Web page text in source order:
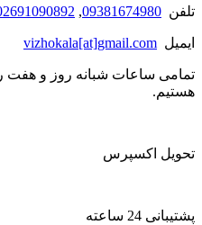
تلفن 09381674980
,
ایمیل vizhokala[at]gmail.com
تمامی ساعات شبانه روز و هفت
هستیم.
تحویل اکسپرس
پشتیبانی 24 ساعته